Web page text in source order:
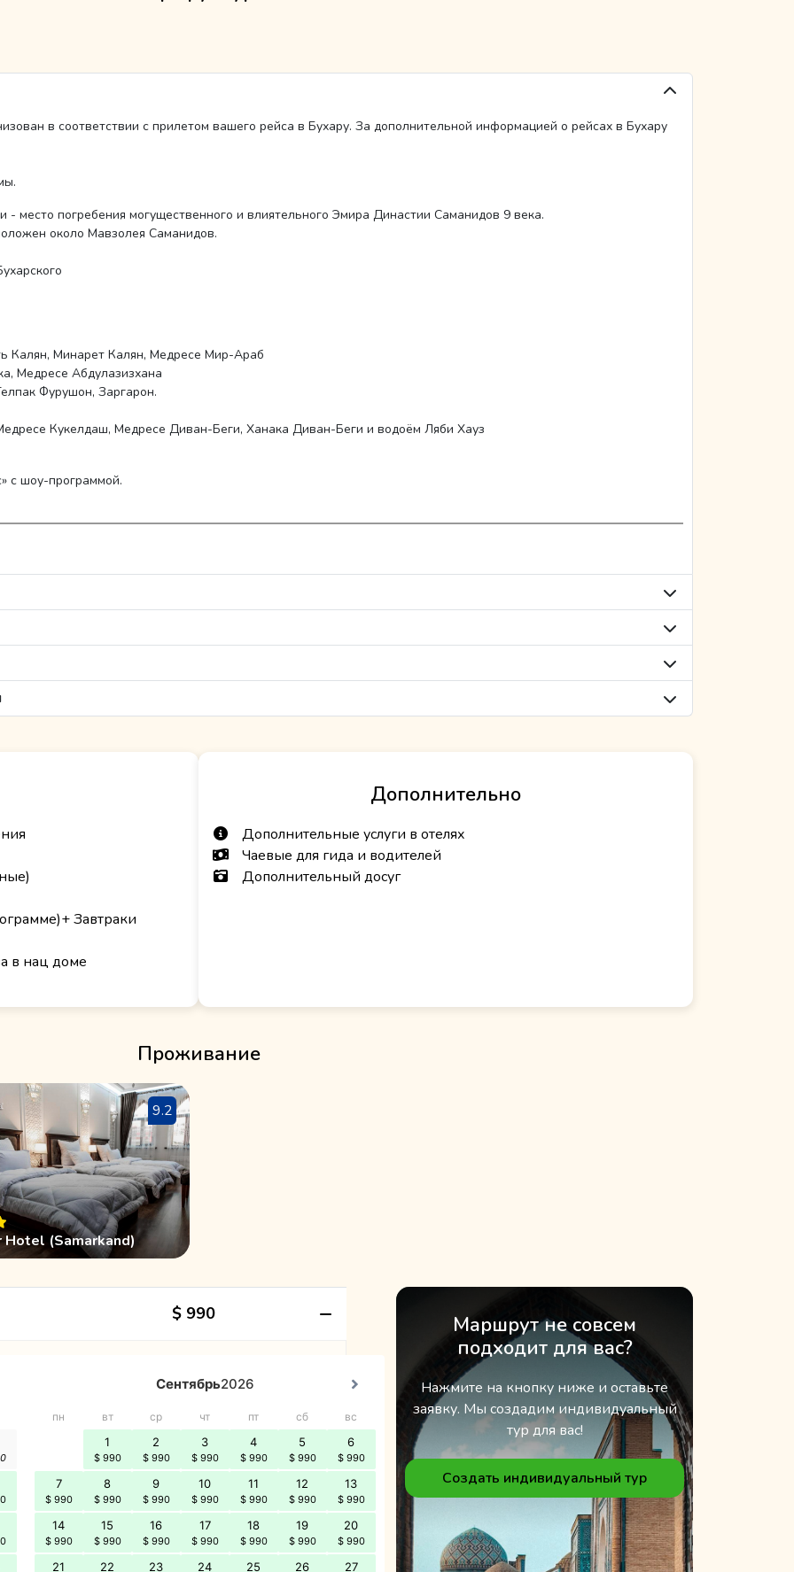
в соответствии с прилетом вашего рейса в Бухару. За дополнительной информацией о рейсах в Бухару
место погребения могущественного и влиятельного Эмира Династии Саманидов 9 века.
около Мавзолея Саманидов.
Калян, Минарет Калян, Медресе Мир-Араб
Медресе Абдулазизхана
Фурушон, Заргарон.
Кукелдаш, Медресе Диван-Беги, Ханака Диван-Беги и водоём Ляби Хауз
с шоу-программой.
Завтраки
в нац доме
Дополнительно
Дополнительные услуги в отелях
Чаевые для гида и водителей
Дополнительный досуг
Проживание
9.2
Hotel (Samarkand)
$ 990
Маршрут не совсем
подходит для вас?
Нажмите на кнопку ниже и оставьте
заявку. Мы создадим индивидуальный
тур для вас!
Создать индивидуальный тур